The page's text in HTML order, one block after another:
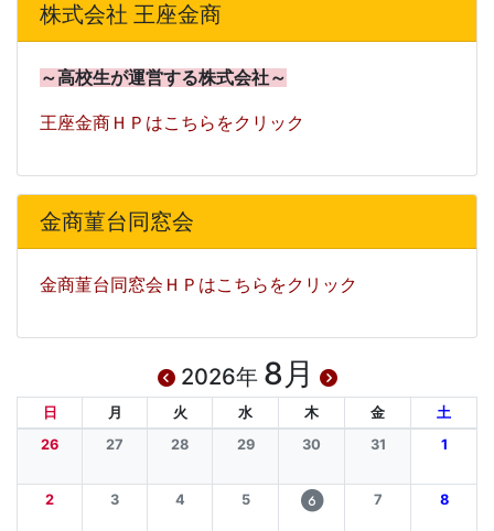
株式会社 王座金商
～高校生が運営する株式会社～
王座金商ＨＰはこちらをクリック
金商菫台同窓会
金商菫台同窓会ＨＰはこちらをクリック
2026年 8月
日 月 火 水 木 金
土
26
27 28 29 30 31 1
2 3 4 5 6 7 8